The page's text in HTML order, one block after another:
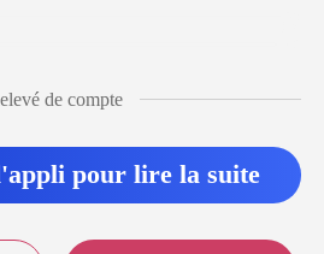
de compte
pour lire la suite